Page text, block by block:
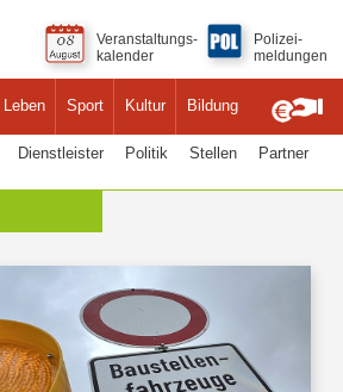
Leben Sport Kultur Bildung
Veranstaltungs-
kalender
Polizei-
meldungen
Dienstleister Politik Stellen Partner